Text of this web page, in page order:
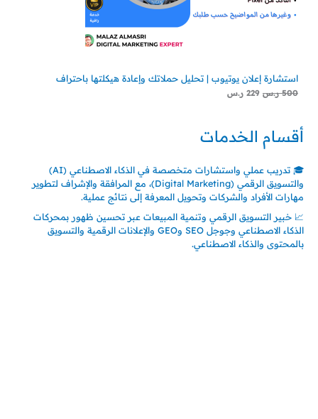
استشارة إعلان يوتيوب | تحليل حملاتك وإعادة هيكلتها باحتراف
500 ر.س 229 ر.س
أقسام الخدمات
🎓 تدريب عملي واستشارات متخصصة في الذكاء الاصطناعي (AI)
والتسويق الرقمي (Digital Marketing)، مع المرافقة والإشراف لتطوير
مهارات الأفراد والشركات وتحويل المعرفة إلى نتائج عملية.
📈 خبير التسويق الرقمي وتنمية المبيعات عبر تحسين ظهور بمحركات
الذكاء الاصطناعي وجوجل SEO وGEO والإعلانات الرقمية والتسويق
بالمحتوى والذكاء الاصطناعي.